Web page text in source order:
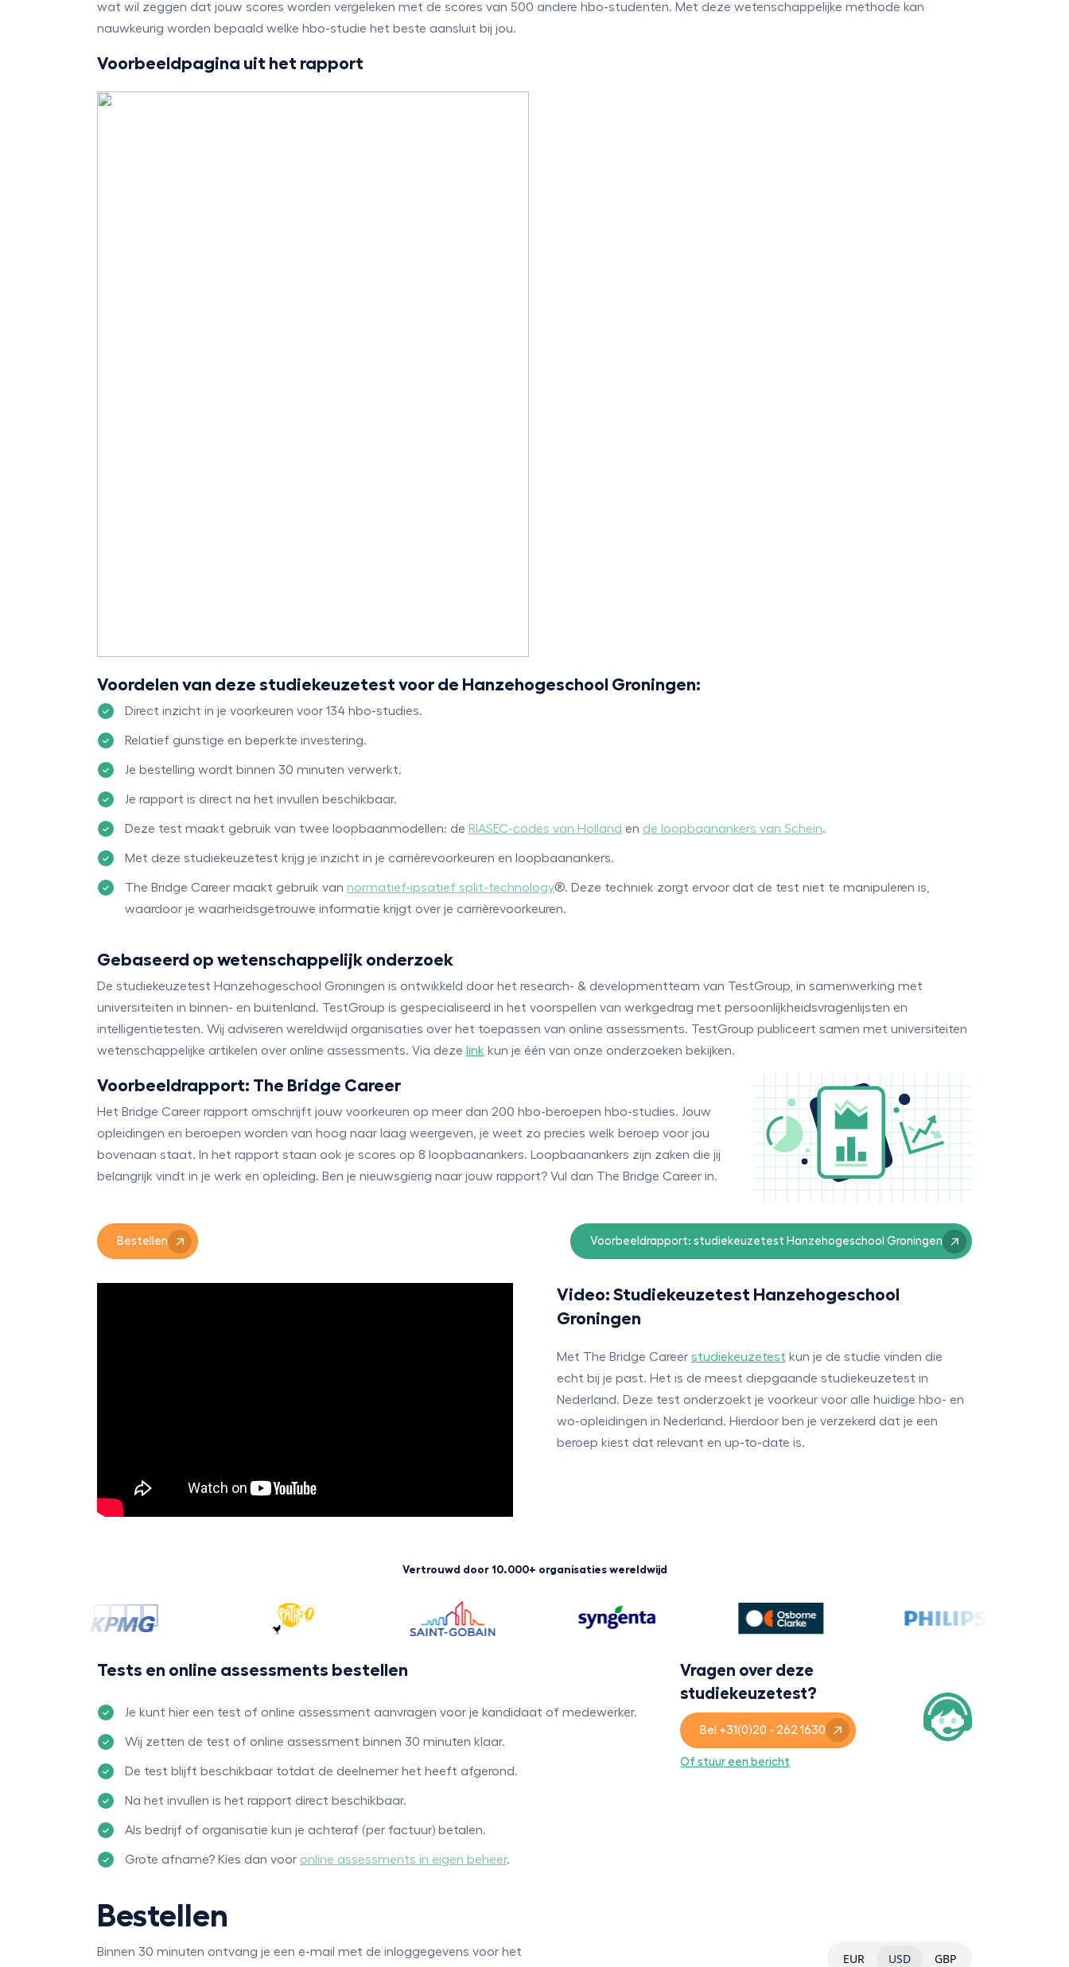
wat wil zeggen dat jouw scores worden vergeleken met de scores van 500 andere hbo-studenten. Met deze wetenschappelijke methode kan
nauwkeurig worden bepaald welke hbo-studie het beste aansluit bij jou.
Voorbeeldpagina uit het rapport
Voordelen van deze studiekeuzetest voor de Hanzehogeschool Groningen:
Direct inzicht in je voorkeuren voor 134 hbo-studies.
Relatief gunstige en beperkte investering.
Je bestelling wordt binnen 30 minuten verwerkt.
Je rapport is direct na het invullen beschikbaar.
Deze test maakt gebruik van twee loopbaanmodellen: de RIASEC-codes van Holland en de loopbaanankers van Schein.
Met deze studiekeuzetest krijg je inzicht in je carrièrevoorkeuren en loopbaanankers.
The Bridge Career maakt gebruik van normatief-ipsatief split-technology®. Deze techniek zorgt ervoor dat de test niet te manipuleren is,
waardoor je waarheidsgetrouwe informatie krijgt over je carrièrevoorkeuren.
Gebaseerd op wetenschappelijk onderzoek
De studiekeuzetest Hanzehogeschool Groningen is ontwikkeld door het research- & developmentteam van TestGroup, in samenwerking met
universiteiten in binnen- en buitenland. TestGroup is gespecialiseerd in het voorspellen van werkgedrag met persoonlijkheidsvragenlijsten en
intelligentietesten. Wij adviseren wereldwijd organisaties over het toepassen van online assessments. TestGroup publiceert samen met universiteiten
wetenschappelijke artikelen over online assessments. Via deze link kun je één van onze onderzoeken bekijken.
Voorbeeldrapport: The Bridge Career
Het Bridge Career rapport omschrijft jouw voorkeuren op meer dan 200 hbo-beroepen hbo-studies. Jouw
opleidingen en beroepen worden van hoog naar laag weergeven, je weet zo precies welk beroep voor jou
bovenaan staat. In het rapport staan ook je scores op 8 loopbaanankers. Loopbaanankers zijn zaken die jij
belangrijk vindt in je werk en opleiding. Ben je nieuwsgierig naar jouw rapport? Vul dan The Bridge Career in.
Bestellen Voorbeeldrapport: studiekeuzetest Hanzehogeschool Groningen
Video: Studiekeuzetest Hanzehogeschool
Groningen
Met The Bridge Career studiekeuzetest kun je de studie vinden die
echt bij je past. Het is de meest diepgaande studiekeuzetest in
Nederland. Deze test onderzoekt je voorkeur voor alle huidige hbo- en
wo-opleidingen in Nederland. Hierdoor ben je verzekerd dat je een
beroep kiest dat relevant en up-to-date is.
Vertrouwd door 10.000+ organisaties wereldwijd
Tests en online assessments bestellen
Je kunt hier een test of online assessment aanvragen voor je kandidaat of medewerker.
Wij zetten de test of online assessment binnen 30 minuten klaar.
De test blijft beschikbaar totdat de deelnemer het heeft afgerond.
Na het invullen is het rapport direct beschikbaar.
Als bedrijf of organisatie kun je achteraf (per factuur) betalen.
Grote afname? Kies dan voor online assessments in eigen beheer.
Vragen over deze
studiekeuzetest?
Bel +31(0)20 - 262 1630
Of stuur een bericht
Bestellen
Binnen 30 minuten ontvang je een e-mail met de inloggegevens voor het
EUR USD GBP